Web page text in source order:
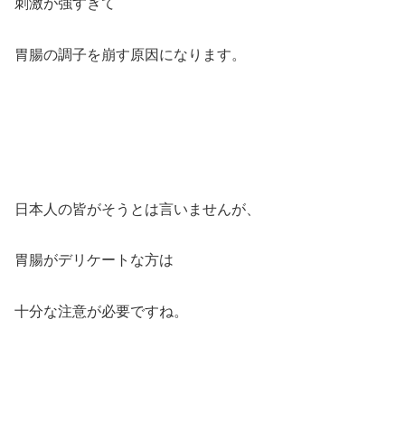
刺激が強すぎて
胃腸の調子を崩す原因になります。
日本人の皆がそうとは言いませんが、
胃腸がデリケートな方は
十分な注意が必要ですね。